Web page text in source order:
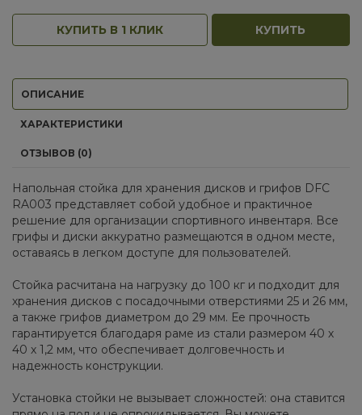
КУПИТЬ В 1 КЛИК КУПИТЬ
ОПИСАНИЕ
ХАРАКТЕРИСТИКИ
ОТЗЫВОВ (0)
Напольная стойка для хранения дисков и грифов DFC
RA003 представляет собой удобное и практичное
решение для организации спортивного инвентаря. Все
грифы и диски аккуратно размещаются в одном месте,
оставаясь в легком доступе для пользователей.
Стойка расчитана на нагрузку до 100 кг и подходит для
хранения дисков с посадочными отверстиями 25 и 26 мм,
а также грифов диаметром до 29 мм. Ее прочность
гарантируется благодаря раме из стали размером 40 х
40 х 1,2 мм, что обеспечивает долговечность и
надежность конструкции.
Установка стойки не вызывает сложностей: она ставится